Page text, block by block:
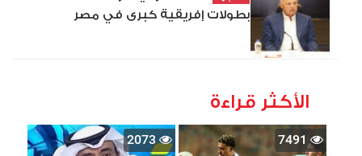
بطولات إفريقية كبرى في مصر
الأكثر قراءة
7491
2073